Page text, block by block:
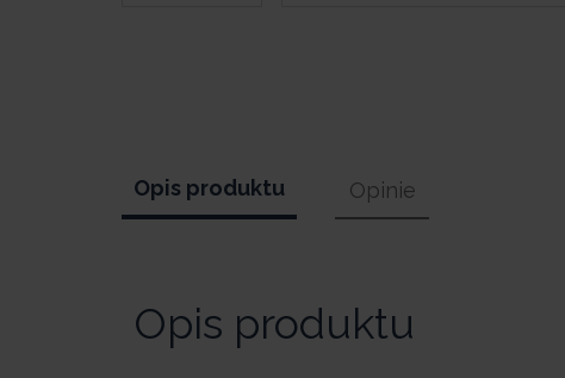
Opis produktu Opinie
Opis produktu